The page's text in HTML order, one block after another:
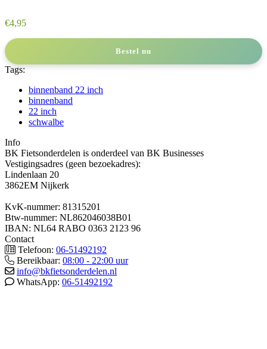
€4,95
Bestel nu
Tags:
binnenband 22 inch
binnenband
22 inch
schwalbe
Info
BK Fietsonderdelen is onderdeel van BK Businesses
Vestigingsadres (geen bezoekadres):
Lindenlaan 20
3862EM Nijkerk
KvK-nummer: 81315201
Btw-nummer: NL862046038B01
IBAN: NL64 RABO 0363 2123 96
Contact
Telefoon: 06-51492192
Bereikbaar: 08:00 - 22:00 uur
info@bkfietsonderdelen.nl
WhatsApp: 06-51492192